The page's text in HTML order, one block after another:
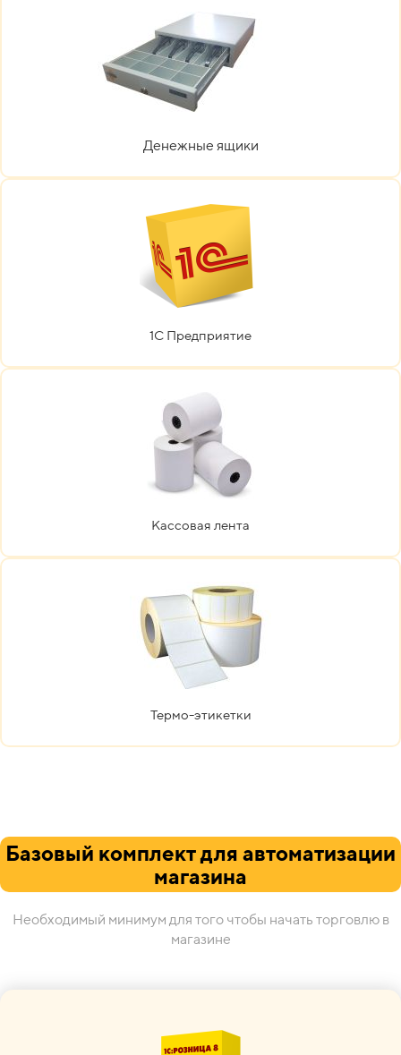
Денежные ящики
1С Предприятие
Кассовая лента
Термо-этикетки
Базовый комплект для автоматизации
магазина
Необходимый минимум для того чтобы начать торговлю в
магазине